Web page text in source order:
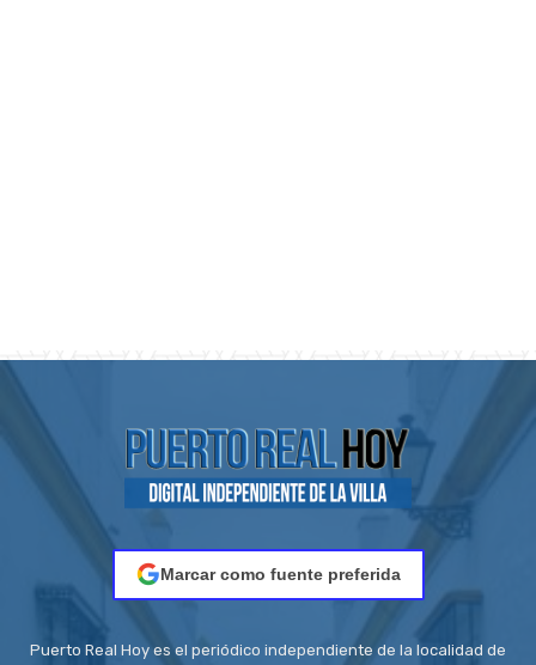
Marcar como fuente preferida
Puerto Real Hoy es el periódico independiente de la localidad de